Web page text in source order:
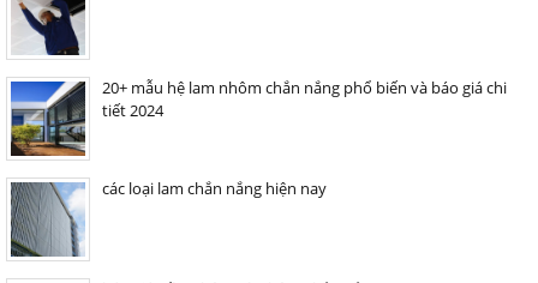
20+ mẫu hệ lam nhôm chắn nắng phổ biến và báo giá chi
tiết 2024
các loại lam chắn nắng hiện nay